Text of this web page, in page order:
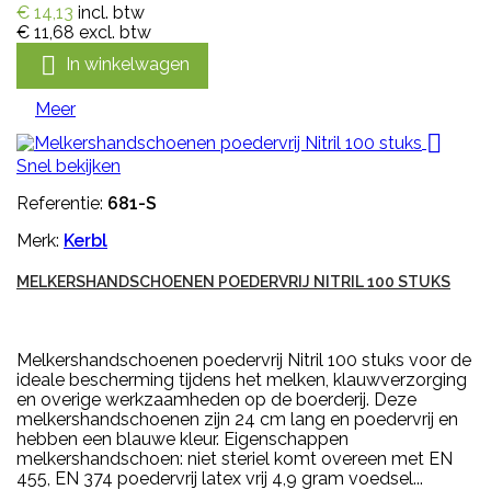
€ 14,13 incl. btw
€ 11,68 excl. btw
 In winkelwagen
Meer

Snel bekijken
Referentie: 681-S
Merk: Kerbl
MELKERSHANDSCHOENEN POEDERVRIJ NITRIL 100 STUKS
Melkershandschoenen poedervrij Nitril 100 stuks voor de
ideale bescherming tijdens het melken, klauwverzorging
en overige werkzaamheden op de boerderij. Deze
melkershandschoenen zijn 24 cm lang en poedervrij en
hebben een blauwe kleur. Eigenschappen
melkershandschoen: niet steriel komt overeen met EN
455, EN 374 poedervrij latex vrij 4,9 gram voedsel...